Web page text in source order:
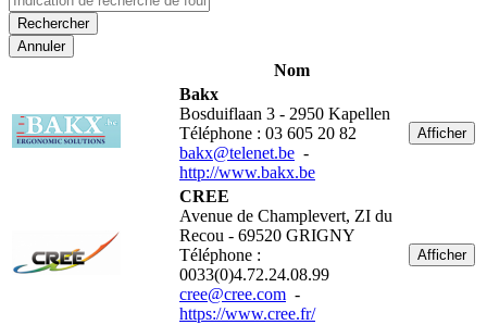
Annuler
Nom
Bakx
Bosduiflaan 3 - 2950 Kapellen
Téléphone : 03 605 20 82
bakx@telenet.be -
http://www.bakx.be
Afficher
CREE
Avenue de Champlevert, ZI du
Recou - 69520 GRIGNY
Téléphone :
0033(0)4.72.24.08.99
cree@cree.com -
https://www.cree.fr/
Afficher